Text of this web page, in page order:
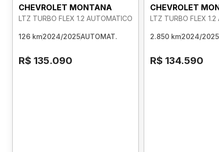
CHEVROLET MONTANA
LTZ TURBO FLEX 1.2 AUTOMATICO
126 km2024/2025AUTOMAT.
R$ 135.090
CHEVROLET
LTZ TURBO FLEX
2.850 km2024/2025
R$ 134.590